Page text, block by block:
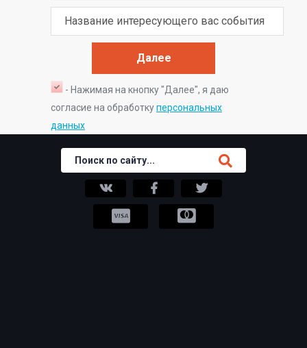
- Нажимая на кнопку "Далее", я даю
согласие на обработкуперсональных
данных